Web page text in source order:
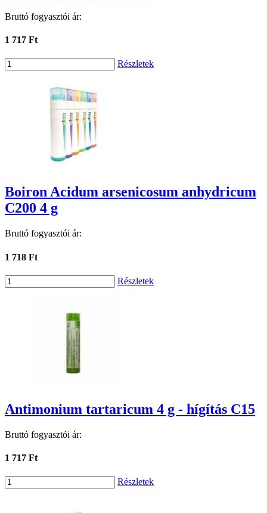
Bruttó fogyasztói ár:
1 717 Ft
Részletek
Boiron Acidum arsenicosum anhydricum
C200 4 g
Bruttó fogyasztói ár:
1 718 Ft
Részletek
Antimonium tartaricum 4 g - hígítás C15
Bruttó fogyasztói ár:
1 717 Ft
Részletek